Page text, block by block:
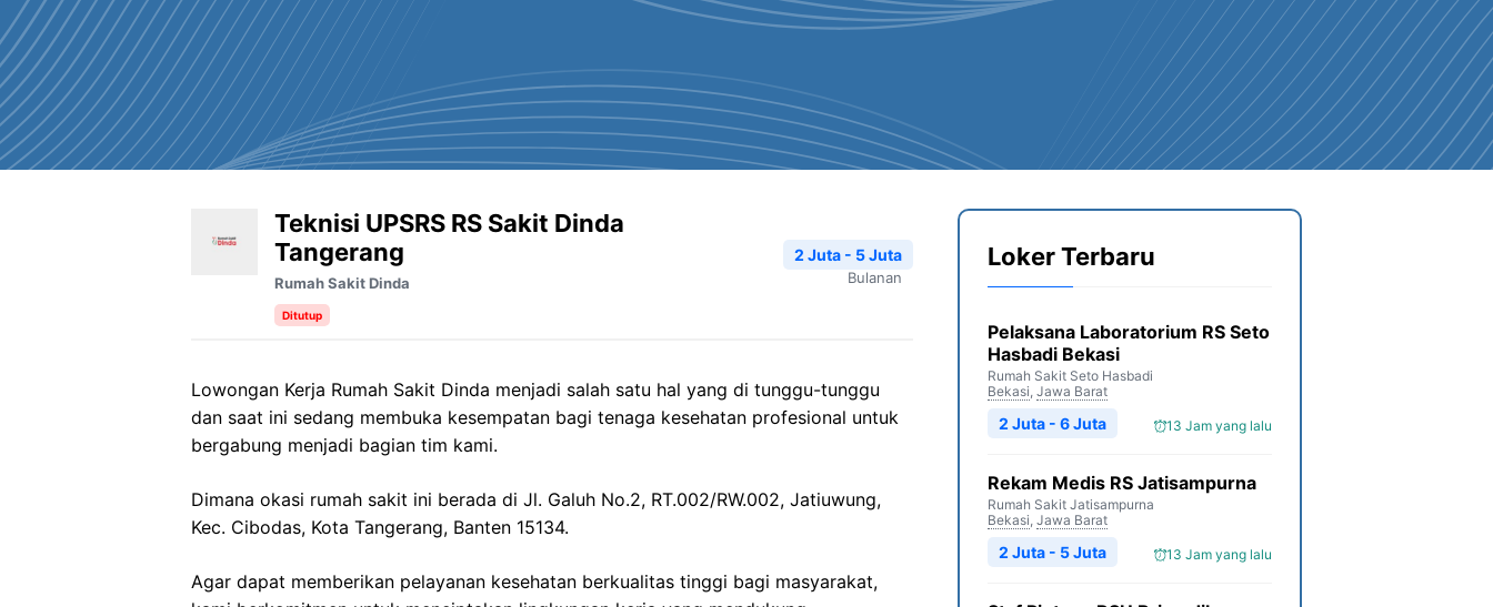
Teknisi UPSRS RS Sakit Dinda
Tangerang
Rumah Sakit Dinda
Ditutup
2 Juta - 5 Juta
Bulanan
Lowongan Kerja Rumah Sakit Dinda menjadi salah satu hal yang di tunggu-tunggu
dan saat ini sedang membuka kesempatan bagi tenaga kesehatan profesional untuk
bergabung menjadi bagian tim kami.
Dimana okasi rumah sakit ini berada di Jl. Galuh No.2, RT.002/RW.002, Jatiuwung,
Kec. Cibodas, Kota Tangerang, Banten 15134.
Agar dapat memberikan pelayanan kesehatan berkualitas tinggi bagi masyarakat,
Loker Terbaru
Pelaksana Laboratorium RS Seto
Hasbadi Bekasi
Rumah Sakit Seto Hasbadi
Bekasi, Jawa Barat
13 Jam yang lalu
2 Juta - 6 Juta
Rekam Medis RS Jatisampurna
Rumah Sakit Jatisampurna
Bekasi, Jawa Barat
13 Jam yang lalu
2 Juta - 5 Juta